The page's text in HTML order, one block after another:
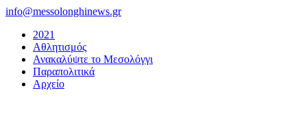
Μετάβαση
περιεχόμενο
info@messolonghinews.gr
2021
Αθλητισμός
Ανακαλύψτε το Μεσολόγγι
Παραπολιτικά
Αρχείο